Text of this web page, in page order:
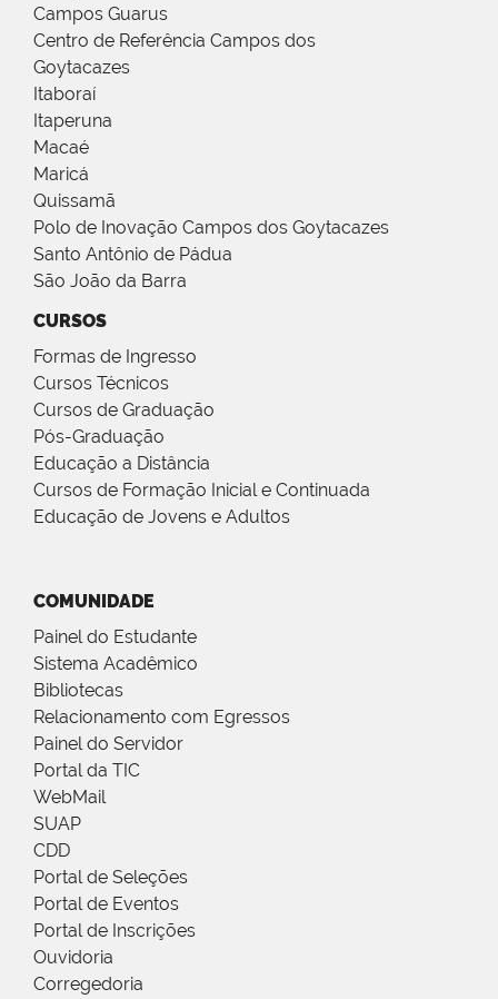
Campos Guarus
Centro de Referência Campos dos
Goytacazes
Itaboraí
Itaperuna
Macaé
Maricá
Quissamã
Polo de Inovação Campos dos Goytacazes
Santo Antônio de Pádua
São João da Barra
CURSOS
Formas de Ingresso
Cursos Técnicos
Cursos de Graduação
Pós-Graduação
Educação a Distância
Cursos de Formação Inicial e Continuada
Educação de Jovens e Adultos
COMUNIDADE
Painel do Estudante
Sistema Acadêmico
Bibliotecas
Relacionamento com Egressos
Painel do Servidor
Portal da TIC
WebMail
SUAP
CDD
Portal de Seleções
Portal de Eventos
Portal de Inscrições
Ouvidoria
Corregedoria